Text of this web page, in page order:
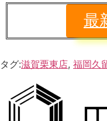
最
タグ:滋賀栗東店, 福岡久